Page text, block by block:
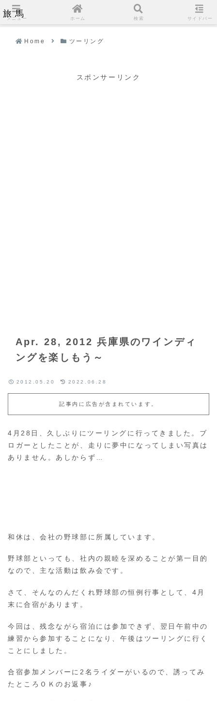
旅馬
Home ツーリング
Apr. 28, 2012 兵庫県のワインディ
ングを楽しもう～
スポンサーリンク
2012.05.20 2022.06.28
記事内に広告が含まれています。
4月28日、久しぶりにツーリングに行ってきました。ブ
ロガーとしたことが、走りに夢中になってしまい写真は
ありません。あしからず…
和休は、会社の野球部に所属しています。
野球部といっても、社内の親睦を深めることが第一目的
なので、主な活動は飲み会です。
さて、そんなのんだくれ野球部の恒例行事として、4月
末に合宿があります。
今回は、残念ながら宿泊には参加できず、翌日午前中の
練習から参加することになり、午後はツーリングに行く
ことにしました。
合宿参加メンバーに2名ライダーがいるので、誘ってみ
たところＯＫのお返事♪
メニュー ホーム 検索 サイドバー